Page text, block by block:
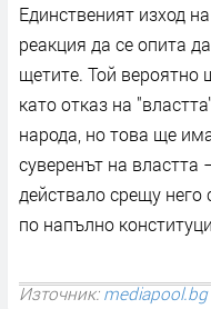
Единственият изход
реакция да се опита
щетите. Той вероятно
като отказ на
народа, но това ще
суверенът на
действало срещу
по напълно
Източник:mediapool.bg